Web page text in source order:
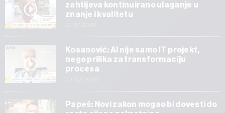
zahtijeva kontinuirano ulaganje u
znanje i kvalitetu
Kosanović: AI nije samo IT projekt,
nego prilika za transformaciju
procesa
Papeš: Novi zakon mogao bi dovesti do